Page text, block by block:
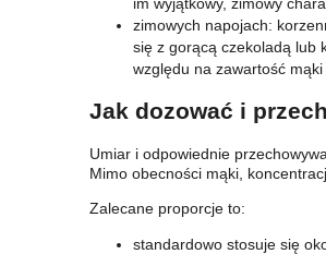
zimowych napojach:
się z gorącą czekoladą lub
względu na zawartość mąki
Jak dozować i
Umiar i odpowiednie
Mimo obecności mąki,
Zalecane proporcje to:
standardowo stosuje się